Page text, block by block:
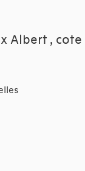
Albert , cote